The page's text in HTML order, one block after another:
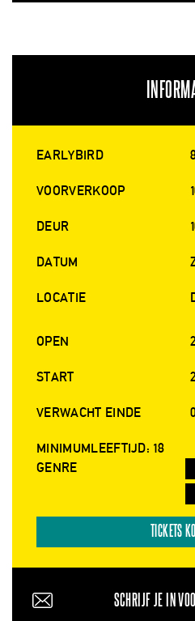
EARLYBIRD
VOORVERKOOP
DEUR
DATUM
LOCATIE
OPEN
START
VERWACHT EINDE
MINIMUMLEEFTIJD: 18
GENRE
TICKETS
SCHRIJF JE IN